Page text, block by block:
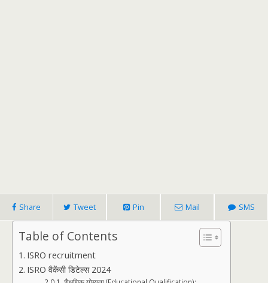
Share Tweet Pin Mail SMS
Table of Contents
ISRO recruitment
ISRO वैकेंसी डिटेल्स 2024